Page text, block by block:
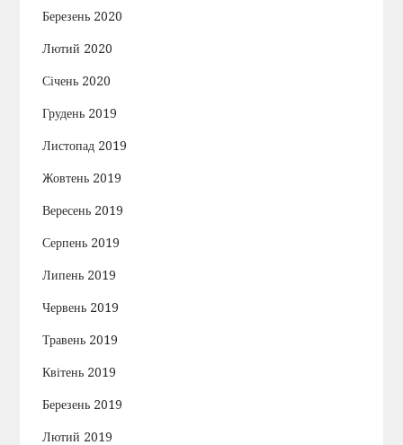
Березень 2020
Лютий 2020
Січень 2020
Грудень 2019
Листопад 2019
Жовтень 2019
Вересень 2019
Серпень 2019
Липень 2019
Червень 2019
Травень 2019
Квітень 2019
Березень 2019
Лютий 2019